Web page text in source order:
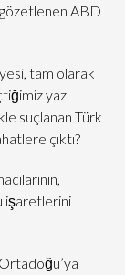
gözetlenen ABD
tam olarak
yaz
suçlanan Türk
çıktı?
işaretlerini